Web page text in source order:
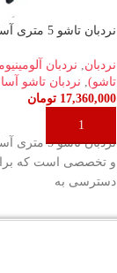
نردبان تاشو 5 متری آسانکار (2 تکه)
نردبان نردبان
تاشو)
نردبان تاشو
17,360,000 تومان
افزودن به سبد خرید
و تخصصی است که
دسترسی به